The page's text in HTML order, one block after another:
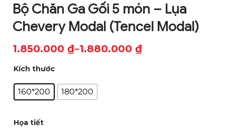
Bộ Chăn Ga Gối 5 món – Lụa
Chevery Modal (Tencel Modal)
1.850.000 ₫–1.880.000 ₫
từ
đến
Kích thước
160*200 180*200
Họa tiết